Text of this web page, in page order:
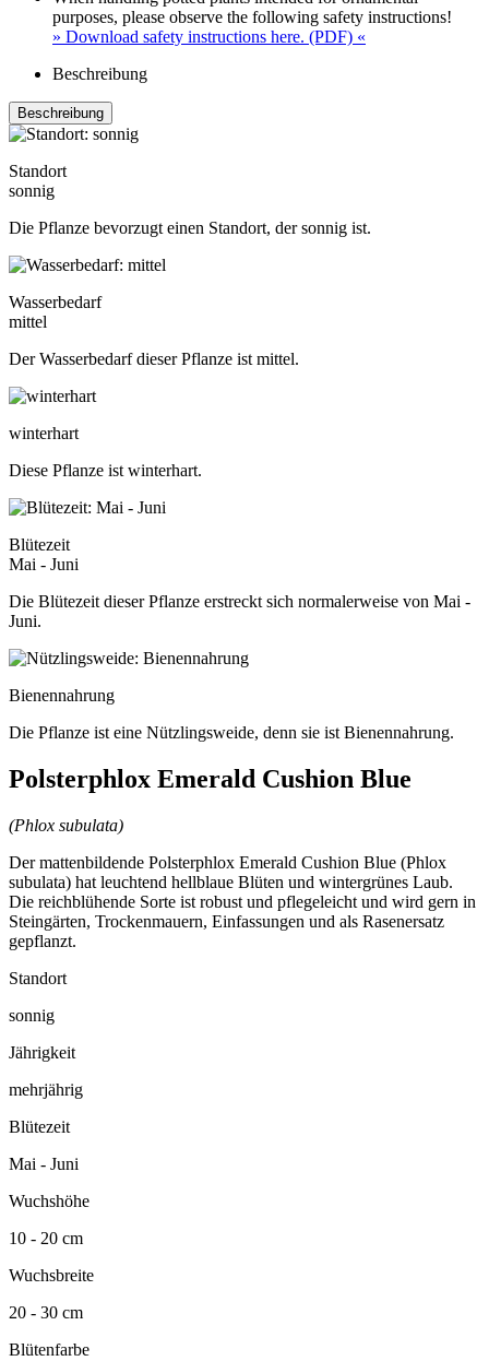
purposes, please observe the following safety instructions!
» Download safety instructions here. (PDF) «
Beschreibung
Beschreibung
Standort
sonnig
Die Pflanze bevorzugt einen Standort, der sonnig ist.
Wasserbedarf
mittel
Der Wasserbedarf dieser Pflanze ist mittel.
winterhart
Diese Pflanze ist winterhart.
Blütezeit
Mai - Juni
Die Blütezeit dieser Pflanze erstreckt sich normalerweise von Mai -
Juni.
Bienennahrung
Die Pflanze ist eine Nützlingsweide, denn sie ist Bienennahrung.
Polsterphlox Emerald Cushion Blue
(Phlox subulata)
Der mattenbildende Polsterphlox Emerald Cushion Blue (Phlox
subulata) hat leuchtend hellblaue Blüten und wintergrünes Laub.
Die reichblühende Sorte ist robust und pflegeleicht und wird gern in
Steingärten, Trockenmauern, Einfassungen und als Rasenersatz
gepflanzt.
Standort
sonnig
Jährigkeit
mehrjährig
Blütezeit
Mai - Juni
Wuchshöhe
10 - 20 cm
Wuchsbreite
20 - 30 cm
Blütenfarbe